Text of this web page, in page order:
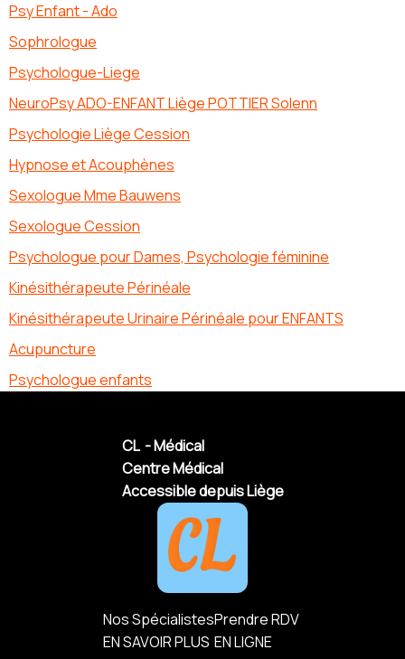
Psy Enfant - Ado
Sophrologue
Psychologue-Liege
NeuroPsy ADO-ENFANT Liège POTTIER Solenn
Psychologie Liège Cession
Hypnose et Acouphènes
Sexologue Mme Bauwens
Sexologue Cession
Psychologue pour Dames, Psychologie féminine
Kinésithérapeute Périnéale
Kinésithérapeute Urinaire Périnéale pour ENFANTS
Acupuncture
Psychologue enfants
CL - Médical
Centre Médical
Accessible depuis Liège
Nos Spécialistes
EN SAVOIR PLUS
Prendre RDV
EN LIGNE